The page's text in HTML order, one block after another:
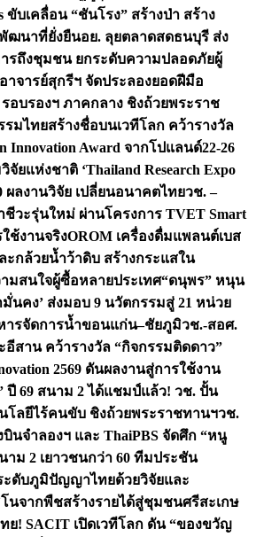
ขับเคลื่อน “ชันโรง” สร้างป่า สร้าง
ฒนาที่ยั่งยืนอย. ลุยตลาดสดธนบุรี ส่ง
ารถึงชุมชน ยกระดับความปลอดภัยผู้
จารย์สุกรีฯ จัดประลองยอดฝีมือ
อบรองฯ ภาคกลาง ชิงถ้วยพระราช
มไทยสร้างชื่อบนเวทีโลก คว้ารางวัล
Innovation Award จากโปแลนด์22-26
ยแห่งชาติ ‘Thailand Research Expo
ผลงานวิจัย เปลี่ยนอนาคตไทยวช. –
วะรุ่นใหม่ ผ่านโครงการ TVET Smart
ใช้งานจริงOROM เครื่องดื่มแพลนต์เบส
กล้วยน้ำว้าดิบ สร้างกระแสใน
มสนใจผู้ซื้อหลายประเทศ“ดนุพร” หนุน
นคง’ ส่งมอบ 9 นวัตกรรมสู่ 21 หน่วย
ารจัดการน้ำขอนแก่น–ชัยภูมิวช.-สอศ.
สาน คว้ารางวัล “กิจกรรมติดดาว”
2569 ดันผลงานสู่การใช้งาน
ปี 69 สนาม 2 ได้แชมป์แล้ว! วช. ปั้น
โลยีไร้คนขับ ชิงถ้วยพระราชทานฯวช.
นจำลองฯ และ ThaiPBS จัดศึก “หนู
าม 2 เยาวชนกว่า 60 ทีมประชัน
ะดับภูมิปัญญาไทยด้วยวิจัยและ
นจากพืชสร้างรายได้สู่ชุมชนศรีสะเกษ
ย! SACIT เปิดเวทีโลก ดัน “ของขวัญ